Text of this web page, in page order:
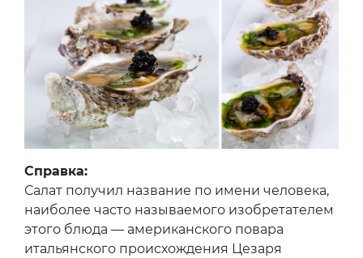
Справка:
Салат получил название по имени человека,
наиболее часто называемого изобретателем
этого блюда — американского повара
итальянского происхождения Цезаря